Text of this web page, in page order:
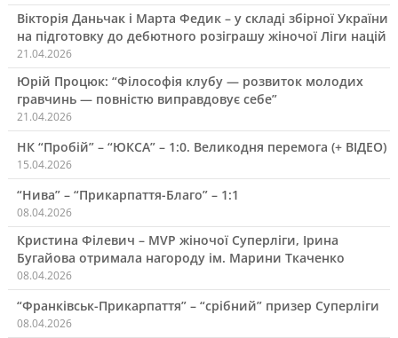
Вікторія Даньчак і Марта Федик – у складі збірної України
на підготовку до дебютного розіграшу жіночої Ліги націй
21.04.2026
Юрій Процюк: “Філософія клубу — розвиток молодих
гравчинь — повністю виправдовує себе”
21.04.2026
НК “Пробій” – “ЮКСА” – 1:0. Великодня перемога (+ ВІДЕО)
15.04.2026
“Нива” – “Прикарпаття-Благо” – 1:1
08.04.2026
Кристина Філевич – MVP жіночої Суперліги, Ірина
Бугайова отримала нагороду ім. Марини Ткаченко
08.04.2026
“Франківськ-Прикарпаття” – “срібний” призер Суперліги
08.04.2026